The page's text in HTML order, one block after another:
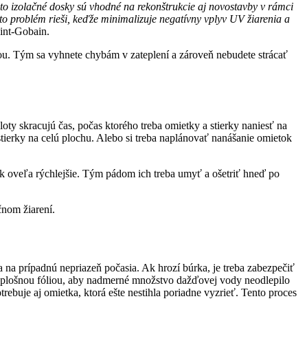
izolačné dosky sú vhodné na rekonštrukcie aj novostavby v rámci
problém rieši, keďže minimalizuje negatívny vplyv UV žiarenia a
Gobain.
Tým sa vyhnete chybám v zateplení a zároveň nebudete strácať
skracujú čas, počas ktorého treba omietky a stierky naniesť na
na celú plochu. Alebo si treba naplánovať nanášanie omietok
oveľa rýchlejšie. Tým pádom ich treba umyť a ošetriť hneď po
žiarení.
prípadnú nepriazeň počasia. Ak hrozí búrka, je treba zabezpečiť
fóliou, aby nadmerné množstvo dažďovej vody neodlepilo
aj omietka, ktorá ešte nestihla poriadne vyzrieť. Tento proces